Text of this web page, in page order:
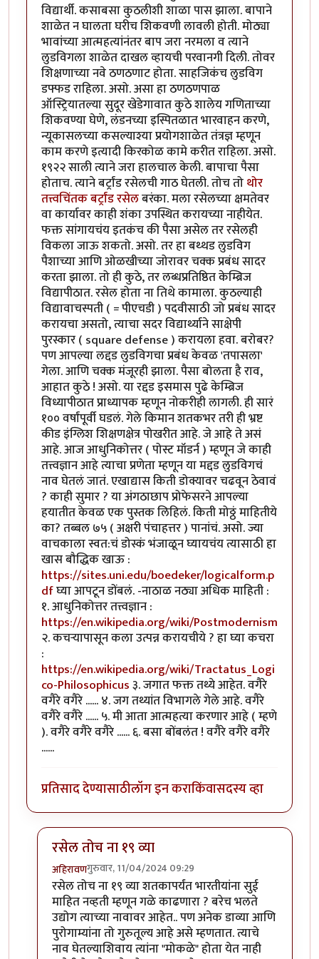
विद्यार्थी. कसाबसा कुठलीशी शाळा पास झाला. बापाने
शाळेत न घालता घरीच शिकवणी लावली होती. मोठ्या
भावांच्या आत्महत्यांनंतर बाप जरा नरमला व त्याने
लुडविगला शाळेत दाखल व्हायची परवानगी दिली. तोवर
शिक्षणाच्या नवे ठणठणाट होता. साहजिकंच लुडविग
डफ्फड राहिला. असो. असा हा ठणठणपाळ
ऑस्ट्रियातल्या सुदूर खेडेगावात कुठे शालेय गणिताच्या
शिकवण्या घेणे, लंडनच्या इस्पितळात भारवाहन करणे,
न्यूकासलच्या कसल्याश्या प्रयोगशाळेत तंत्रज्ञ म्हणून
काम करणे इत्यादी किरकोळ कामे करीत राहिला. असो.
१९२२ साली त्याने जरा हालचाल केली. बापाचा पैसा
होताच. त्याने बर्ट्रांड रसेलची गाठ घेतली. तोच तोथोर
तत्त्वचिंतक बर्ट्रांड रसेलबरंका. मला रसेलच्या क्षमतेवर
वा कार्यावर काही शंका उपस्थित करायच्या नाहीयेत.
फक्त सांगायचंय इतकंच की पैसा असेल तर रसेलही
विकला जाऊ शकतो. असो. तर हा बथ्थड लुडविग
पैशाच्या आणि ओळखीच्या जोरावर चक्क प्रबंध सादर
करता झाला. तो ही कुठे, तर लब्धप्रतिष्ठित केम्ब्रिज
विद्यापीठात. रसेल होता ना तिथे कामाला. कुठल्याही
विद्यावाचस्पती ( = पीएचडी ) पदवीसाठी जो प्रबंध सादर
करायचा असतो, त्याचा सदर विद्यार्थ्याने साक्षेपी
पुरस्कार ( square defense ) करायला हवा. बरोबर?
पण आपल्या लद्दड लुडविगचा प्रबंध केवळ 'तपासला'
गेला. आणि चक्क मंजूरही झाला. पैसा बोलता है राव,
आहात कुठे ! असो. या रद्दड इसमास पुढे केम्ब्रिज
विध्यापीठात प्राध्यापक म्हणून नोकरीही लागली. ही सारं
१०० वर्षांपूर्वी घडलं. गेले किमान शतकभर तरी ही भ्रष्ट
कीड इंग्लिश शिक्षणक्षेत्र पोखरीत आहे. जे आहे ते असं
आहे. आज आधुनिकोत्तर ( पोस्ट मॉडर्न ) म्हणून जे काही
तत्त्वज्ञान आहे त्याचा प्रणेता म्हणून या मद्दड लुडविगचं
नाव घेतलं जातं. एखाद्यास किती डोक्यावर चढवून ठेवावं
? काही सुमार ? या अंगठाछाप प्रोफेसरने आपल्या
हयातीत केवळ एक पुस्तक लिहिलं. किती मोठ्ठं माहितीये
का? तब्बल ७५ ( अक्षरी पंचाहत्तर ) पानांचं. असो. ज्या
वाचकाला स्वत:चं डोस्कं भंजाळून घ्यायचंय त्यासाठी हा
खास बौद्धिक खाऊ :
https://sites.uni.edu/boedeker/logicalform.p
dfघ्या आपटून डोंबलं. -नाठाळ नठ्या अधिक माहिती :
१. आधुनिकोत्तर तत्त्वज्ञान :
https://en.wikipedia.org/wiki/Postmodernism
२. कचऱ्यापासून कला उत्पन्न करायचीये ? हा घ्या कचरा
:
https://en.wikipedia.org/wiki/Tractatus_Logi
co-Philosophicus३. जगात फक्त तथ्ये आहेत. वगैरे
वगैरे वगैरे ...... ४. जग तथ्यांत विभागले गेले आहे. वगैरे
वगैरे वगैरे ...... ५. मी आता आत्महत्या करणार आहे ( म्हणे
). वगैरे वगैरे वगैरे ...... ६. बसा बोंबलंत ! वगैरे वगैरे वगैरे
......
प्रतिसाद देण्यासाठीलॉग इन कराकिंवासदस्य व्हा
रसेल तोच ना १९ व्या
अहिरावणगुरुवार, 11/04/2024 09:29
In reply toएक सत्य कथाbyनठ्यारा
रसेल तोच ना १९ व्या शतकापर्यंत भारतीयांना सुई
माहित नव्हती म्हणून गळे काढणारा ? बरेच भलते
उद्योग त्याच्या नावावर आहेत.. पण अनेक डाव्या आणि
पुरोगाम्यांना तो गुरुतूल्य आहे असे म्हणतात. त्याचे
नाव घेतल्याशिवाय त्यांना "मोकळे" होता येत नाही